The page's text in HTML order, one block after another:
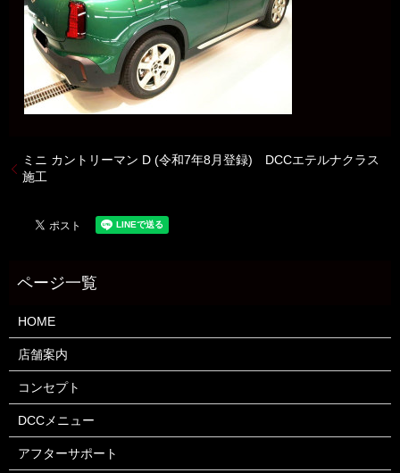
ミニ カントリーマン D (令和7年8月登録) DCCエテルナクラス
施工
HOME
店舗案内
コンセプト
DCCメニュー
アフターサポート